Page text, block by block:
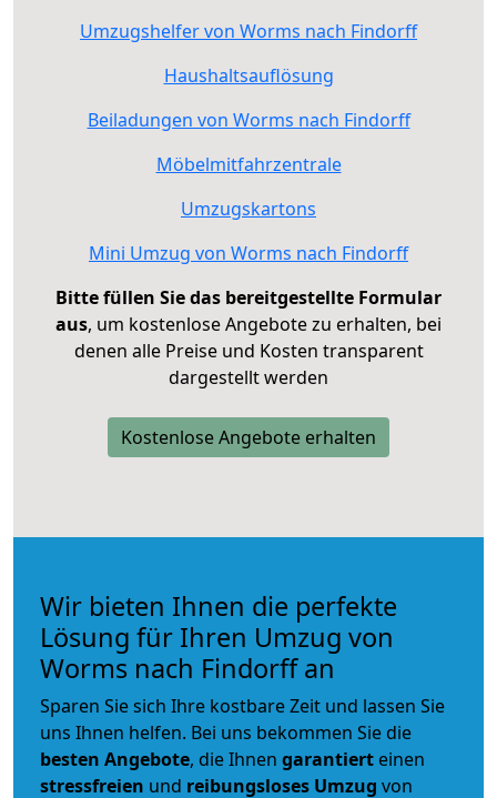
Umzugshelfer von Worms nach Findorff
Haushaltsauflösung
Beiladungen von Worms nach Findorff
Möbelmitfahrzentrale
Umzugskartons
Mini Umzug von Worms nach Findorff
Bitte füllen Sie das bereitgestellte Formular
aus, um kostenlose Angebote zu erhalten, bei
denen alle Preise und Kosten transparent
dargestellt werden
Kostenlose Angebote erhalten
Wir bieten Ihnen die perfekte
Lösung für Ihren Umzug von
Worms nach Findorff an
Sparen Sie sich Ihre kostbare Zeit und lassen Sie
uns Ihnen helfen. Bei uns bekommen Sie die
besten Angebote, die Ihnen garantiert einen
stressfreien und reibungsloses Umzug von